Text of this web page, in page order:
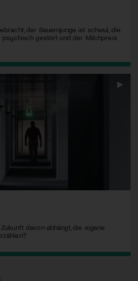
der Bauernjunge ist schwul, die
psychisch gestört und der Milchpreis
davon abhängt, die eigene